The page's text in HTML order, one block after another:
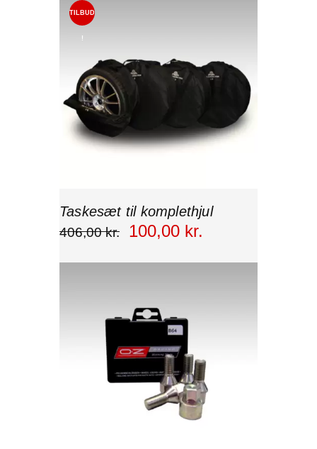
TILBUD
!
Taskesæt til komplethjul
406,00 kr. 100,00 kr.